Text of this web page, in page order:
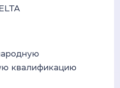
квалификацию